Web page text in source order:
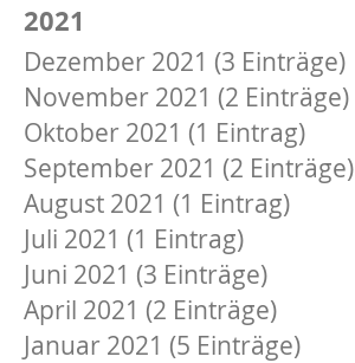
2021
Dezember 2021 (3 Einträge)
November 2021 (2 Einträge)
Oktober 2021 (1 Eintrag)
September 2021 (2 Einträge)
August 2021 (1 Eintrag)
Juli 2021 (1 Eintrag)
Juni 2021 (3 Einträge)
April 2021 (2 Einträge)
Januar 2021 (5 Einträge)